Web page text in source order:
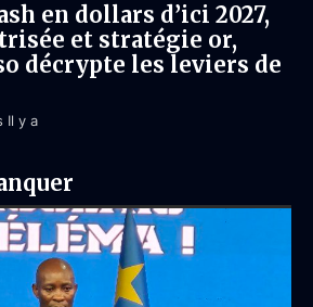
en dollars d’ici 2027,
et stratégie or,
décrypte les leviers de
Il y a